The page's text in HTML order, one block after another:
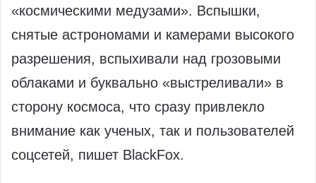
«космическими медузами». Вспышки,
снятые астрономами и камерами высокого
разрешения, вспыхивали над грозовыми
облаками и буквально «выстреливали» в
сторону космоса, что сразу привлекло
внимание как ученых, так и пользователей
соцсетей, пишет BlackFox.